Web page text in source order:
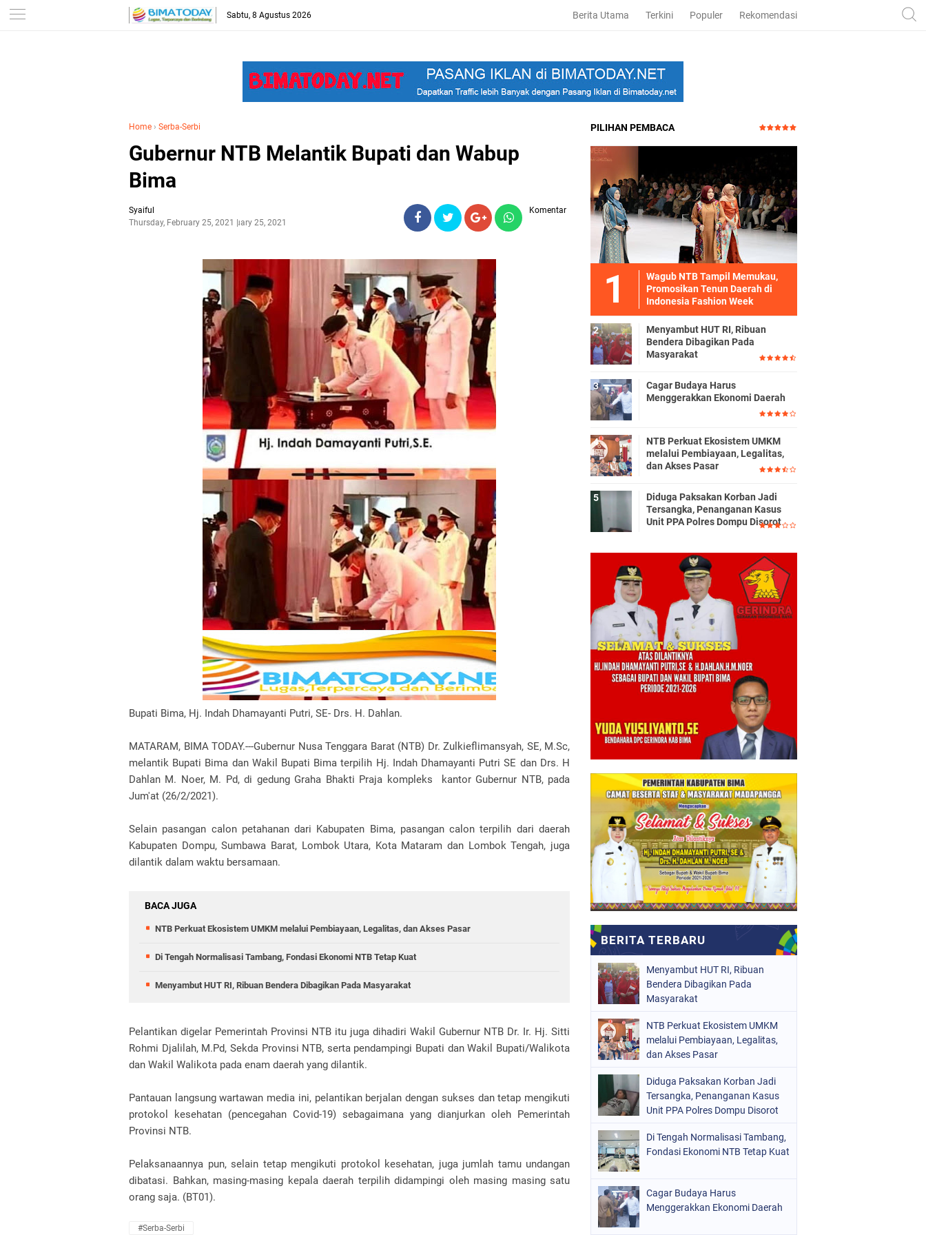
-->
Sabtu, 8 Agustus 2026 Berita Utama Terkini Populer Rekomendasi
Home › Serba-Serbi
Gubernur NTB Melantik Bupati dan Wabup
Bima
Syaiful
Thursday, February 25, 2021February 25, 2021
Komentar
Bupati Bima, Hj. Indah Dhamayanti Putri, SE- Drs. H. Dahlan.
MATARAM, BIMA TODAY.---Gubernur Nusa Tenggara Barat (NTB) Dr. Zulkieflimansyah, SE, M.Sc,
melantik Bupati Bima dan Wakil Bupati Bima terpilih Hj. Indah Dhamayanti Putri SE dan Drs. H
Dahlan M. Noer, M. Pd, di gedung Graha Bhakti Praja kompleks kantor Gubernur NTB, pada
Jum'at (26/2/2021).
Selain pasangan calon petahanan dari Kabupaten Bima, pasangan calon terpilih dari daerah
Kabupaten Dompu, Sumbawa Barat, Lombok Utara, Kota Mataram dan Lombok Tengah, juga
dilantik dalam waktu bersamaan.
BACA JUGA
NTB Perkuat Ekosistem UMKM melalui Pembiayaan, Legalitas, dan Akses Pasar
Di Tengah Normalisasi Tambang, Fondasi Ekonomi NTB Tetap Kuat
Menyambut HUT RI, Ribuan Bendera Dibagikan Pada Masyarakat
Pelantikan digelar Pemerintah Provinsi NTB itu juga dihadiri Wakil Gubernur NTB Dr. Ir. Hj. Sitti
Rohmi Djalilah, M.Pd, Sekda Provinsi NTB, serta pendampingi Bupati dan Wakil Bupati/Walikota
dan Wakil Walikota pada enam daerah yang dilantik.
Pantauan langsung wartawan media ini, pelantikan berjalan dengan sukses dan tetap mengikuti
protokol kesehatan (pencegahan Covid-19) sebagaimana yang dianjurkan oleh Pemerintah
Provinsi NTB.
Pelaksanaannya pun, selain tetap mengikuti protokol kesehatan, juga jumlah tamu undangan
dibatasi. Bahkan, masing-masing kepala daerah terpilih didampingi oleh masing masing satu
orang saja. (BT01).
#Serba-Serbi
PILIHAN PEMBACA
Wagub NTB Tampil Memukau,
Promosikan Tenun Daerah di
Indonesia Fashion Week
Menyambut HUT RI, Ribuan
Bendera Dibagikan Pada
Masyarakat
Cagar Budaya Harus
Menggerakkan Ekonomi Daerah
NTB Perkuat Ekosistem UMKM
melalui Pembiayaan, Legalitas,
dan Akses Pasar
Diduga Paksakan Korban Jadi
Tersangka, Penanganan Kasus
Unit PPA Polres Dompu Disorot
Menyambut HUT RI, Ribuan
Bendera Dibagikan Pada
Masyarakat
NTB Perkuat Ekosistem UMKM
melalui Pembiayaan, Legalitas,
dan Akses Pasar
Diduga Paksakan Korban Jadi
Tersangka, Penanganan Kasus
Unit PPA Polres Dompu Disorot
Di Tengah Normalisasi Tambang,
Fondasi Ekonomi NTB Tetap Kuat
Cagar Budaya Harus
Menggerakkan Ekonomi Daerah